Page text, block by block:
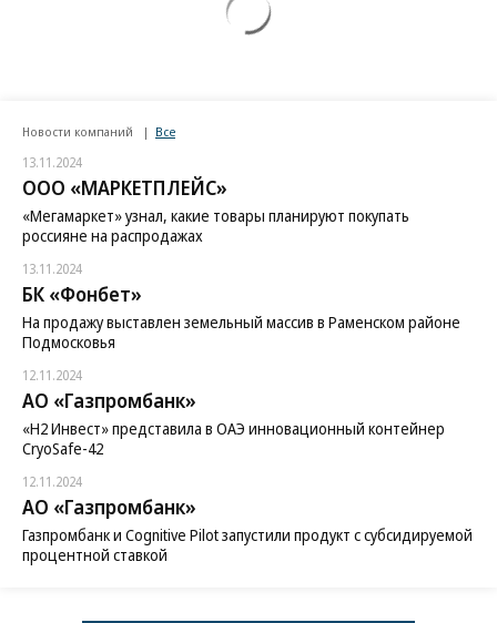
Новости компаний Все
13.11.2024
ООО «МАРКЕТПЛЕЙС»
«Мегамаркет» узнал, какие товары планируют покупать
россияне на распродажах
13.11.2024
БК «Фонбет»
На продажу выставлен земельный массив в Раменском районе
Подмосковья
12.11.2024
АО «Газпромбанк»
«H2 Инвест» представила в ОАЭ инновационный контейнер
CryoSafe-42
12.11.2024
АО «Газпромбанк»
Газпромбанк и Cognitive Pilot запустили продукт с субсидируемой
процентной ставкой